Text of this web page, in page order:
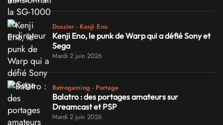
Dossier - Kenji Eno
Kenji Eno, le punk de Warp qui a défié Sony et
Sega
Mardi 2 juin 2026
Retrogaming - Portage
Balatro : des portages amateurs sur
Dreamcast et PSP
Mardi 2 juin 2026